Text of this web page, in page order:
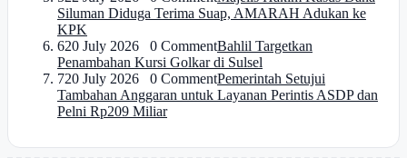
Siluman Diduga Terima Suap, AMARAH Adukan ke
KPK
620 July 2026 0 CommentBahlil Targetkan
Penambahan Kursi Golkar di Sulsel
720 July 2026 0 CommentPemerintah Setujui
Tambahan Anggaran untuk Layanan Perintis ASDP dan
Pelni Rp209 Miliar